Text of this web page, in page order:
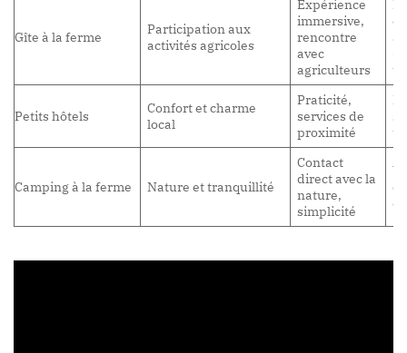
Gîte à la ferme
Participation aux
activités agricoles
Expérience
immersive,
rencontre
avec
agriculteurs
Petits hôtels
Confort et charme
local
Praticité,
services de
proximité
Camping à la ferme Nature et tranquillité
Contact
direct avec la
nature,
simplicité